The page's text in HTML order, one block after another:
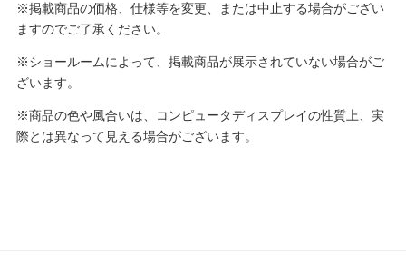
※掲載商品の価格、仕様等を変更、または中止する場合がござい
ますのでご了承ください。
※ショールームによって、掲載商品が展示されていない場合がご
ざいます。
※商品の色や風合いは、コンピュータディスプレイの性質上、実
際とは異なって見える場合がございます。